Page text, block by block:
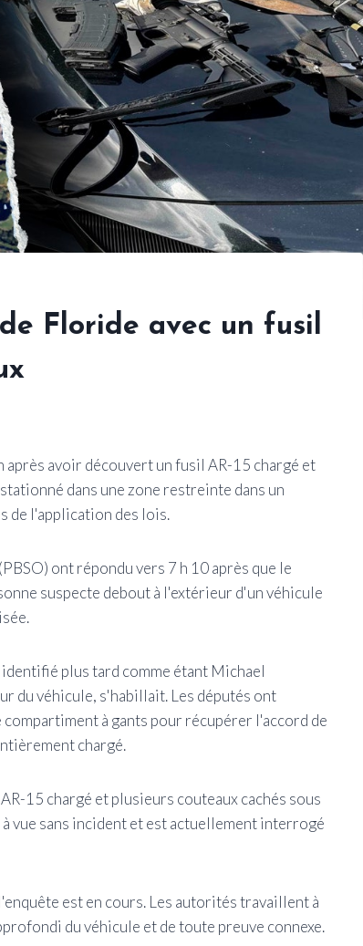
Floride avec un fusil
avoir découvert un fusil AR-15 chargé et
dans une zone restreinte dans un
de l'application des lois.
ont répondu vers 7 h 10 après que le
suspecte debout à l'extérieur d'un véhicule
plus tard comme étant Michael
du véhicule, s'habillait. Les députés ont
à gants pour récupérer l'accord de
chargé.
15 chargé et plusieurs couteaux cachés sous
vue sans incident et est actuellement interrogé
est en cours. Les autorités travaillent à
du véhicule et de toute preuve connexe.